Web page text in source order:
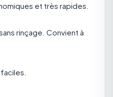
et très rapides.
rinçage. Convient à